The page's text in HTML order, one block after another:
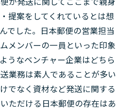
提案をしてくれているとは想
でした。日本郵便の営業担当
メンバーの一員といった印象
うなベンチャー企業はどちら
業務は素人であることが多い
でなく資材など発送に関する
ただける日本郵便の存在はあ